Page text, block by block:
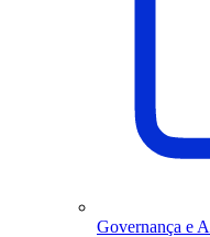
Governança e